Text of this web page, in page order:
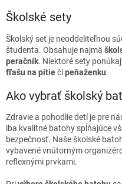
Školské sety
Školský set je neoddeliteľnou
študenta. Obsahuje najmä
peračník. Niektoré sety
fľašu na pitiečipeňaženku.
Ako vybrať školský
Zdravie a pohodlie detí je pre
iba kvalitné batohy spĺňajúce
bezpečnosť. Naše školské
vybavené vnútorným
reflexnými prvkami.